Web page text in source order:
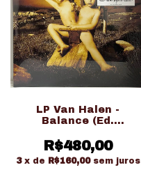
LP Van Halen -
Balance (Ed.
Duplo LACRADO!!!)
R$480,00
3 x de R$160,00 sem juros